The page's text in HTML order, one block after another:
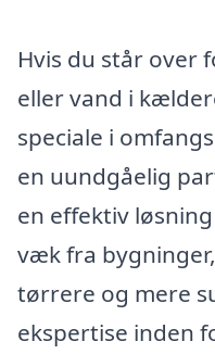
Hvis du står over
eller vand i
speciale i
en uundgåelig
en effektiv
væk fra
tørrere og mere
ekspertise inden